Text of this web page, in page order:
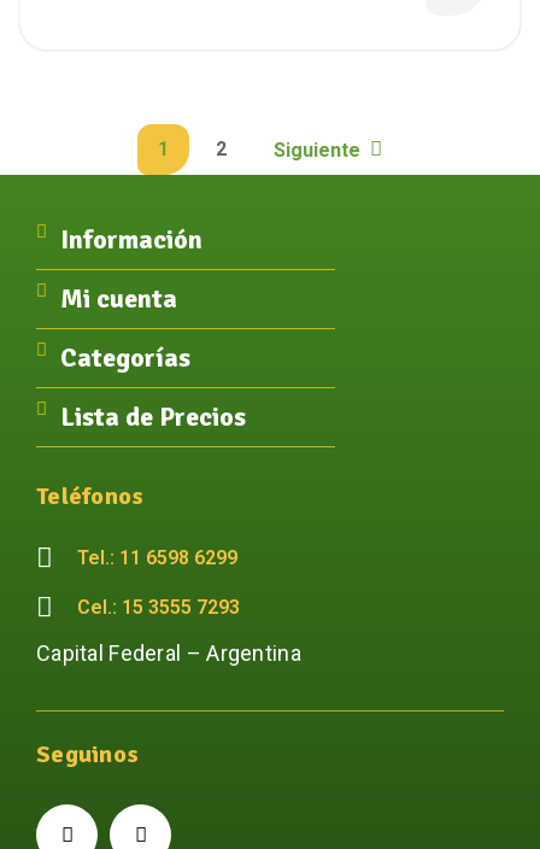
1 2 Siguiente
Información
Mi cuenta
Categorías
Lista de Precios
Teléfonos
Tel.: 11 6598 6299
Cel.: 15 3555 7293
Capital Federal – Argentina
Seguinos